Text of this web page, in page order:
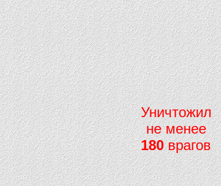
Уничтожил
не менее
180врагов